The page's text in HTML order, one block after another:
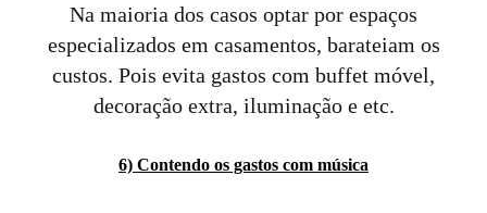
Na maioria dos casos optar por espaços
especializados em casamentos, barateiam os
custos. Pois evita gastos com buffet móvel,
decoração extra, iluminação e etc.
6) Contendo os gastos com música